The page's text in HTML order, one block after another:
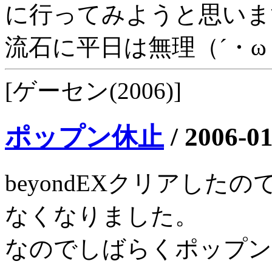
に行ってみようと思い
流石に平日は無理（´・
[ゲーセン(2006)]
ポップン休止 / 2006-
beyondEXクリアしたの
なくなりました。
なのでしばらくポップ